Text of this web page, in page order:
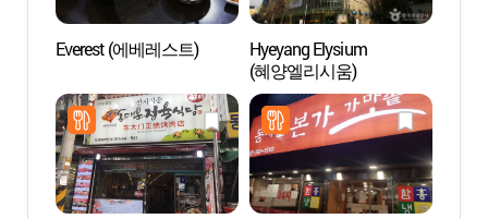
Everest (에베레스트)
Hyeyang Elysium
(혜양엘리시움)